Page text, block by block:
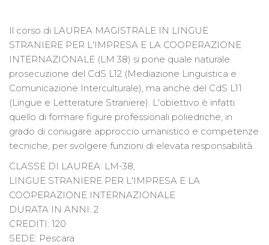
Il corso di LAUREA MAGISTRALE IN LINGUE
STRANIERE PER L'IMPRESA E LA COOPERAZIONE
INTERNAZIONALE (LM 38) si pone quale naturale
prosecuzione del CdS L12 (Mediazione Linguistica e
Comunicazione Interculturale), ma anche del CdS L11
(Lingue e Letterature Straniere). L'obiettivo è infatti
quello di formare figure professionali poliedriche, in
grado di coniugare approccio umanistico e competenze
tecniche, per svolgere funzioni di elevata responsabilità.
CLASSE DI LAUREA: LM-38,
LINGUE STRANIERE PER L'IMPRESA E LA
COOPERAZIONE INTERNAZIONALE
DURATA IN ANNI: 2
CREDITI: 120
SEDE: Pescara